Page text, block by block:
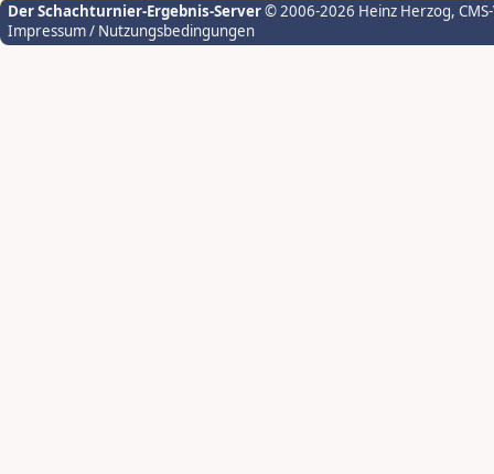
Der Schachturnier-Ergebnis-Server© 2006-2026 Heinz Herzog,
Impressum / Nutzungsbedingungen